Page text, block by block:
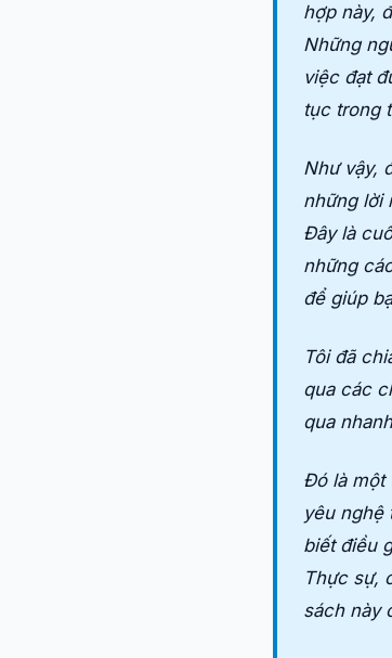
hợp này,
Những
việc đạt
tục trong
Như vậy,
những lời
Đây là
những
để giúp
Tôi đã
qua các
qua
Đó là một
yêu nghệ
biết điều
Thực sự,
sách này